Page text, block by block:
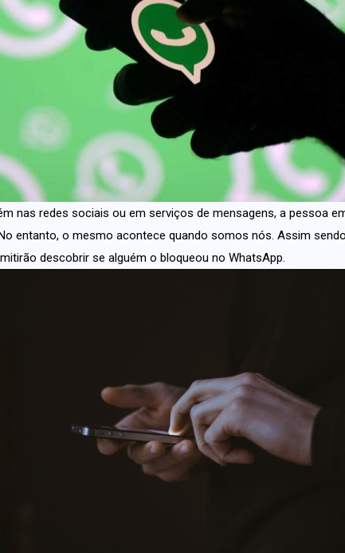
nas redes sociais ou em serviços de mensagens, a pessoa
entanto, o mesmo acontece quando somos nós. Assim
descobrir se alguém o bloqueou no WhatsApp.